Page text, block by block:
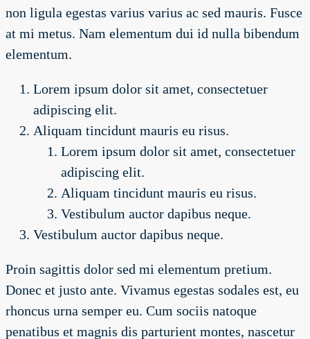
non ligula egestas varius varius ac sed mauris. Fusce
at mi metus. Nam elementum dui id nulla bibendum
elementum.
Lorem ipsum dolor sit amet, consectetuer
adipiscing elit.
Aliquam tincidunt mauris eu risus.
Lorem ipsum dolor sit amet, consectetuer
adipiscing elit.
Aliquam tincidunt mauris eu risus.
Vestibulum auctor dapibus neque.
Vestibulum auctor dapibus neque.
Proin sagittis dolor sed mi elementum pretium.
Donec et justo ante. Vivamus egestas sodales est, eu
rhoncus urna semper eu. Cum sociis natoque
penatibus et magnis dis parturient montes, nascetur